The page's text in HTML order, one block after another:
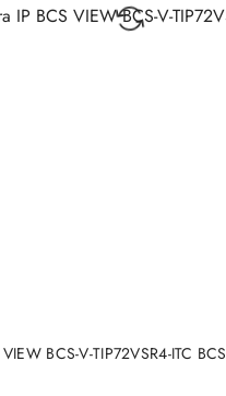
BCS-V-TIP72VSR4-ITC BCS